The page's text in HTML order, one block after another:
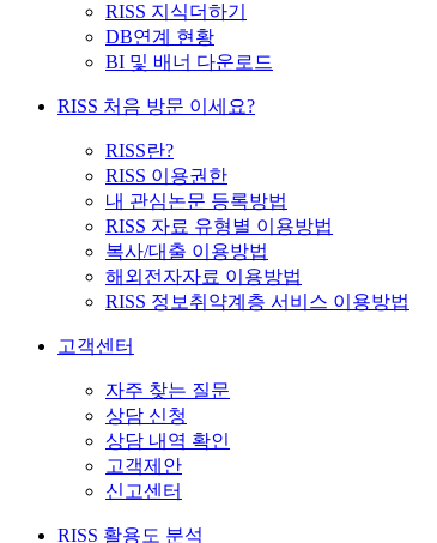
RISS 지식더하기
DB연계 현황
BI 및 배너 다운로드
RISS 처음 방문 이세요?
RISS란?
RISS 이용권한
내 관심논문 등록방법
RISS 자료 유형별 이용방법
복사/대출 이용방법
해외전자자료 이용방법
RISS 정보취약계층 서비스 이용방법
고객센터
자주 찾는 질문
상담 신청
상담 내역 확인
고객제안
신고센터
RISS 활용도 분석